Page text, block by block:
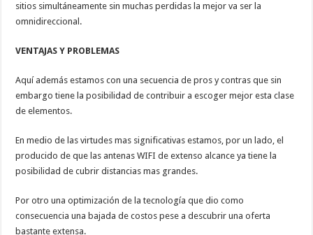
sitios simultáneamente sin muchas perdidas la mejor va ser la
omnidireccional.
VENTAJAS Y PROBLEMAS
Aquí además estamos con una secuencia de pros y contras que sin
embargo tiene la posibilidad de contribuir a escoger mejor esta clase
de elementos.
En medio de las virtudes mas significativas estamos, por un lado, el
producido de que las antenas WIFI de extenso alcance ya tiene la
posibilidad de cubrir distancias mas grandes.
Por otro una optimización de la tecnología que dio como
consecuencia una bajada de costos pese a descubrir una oferta
bastante extensa.